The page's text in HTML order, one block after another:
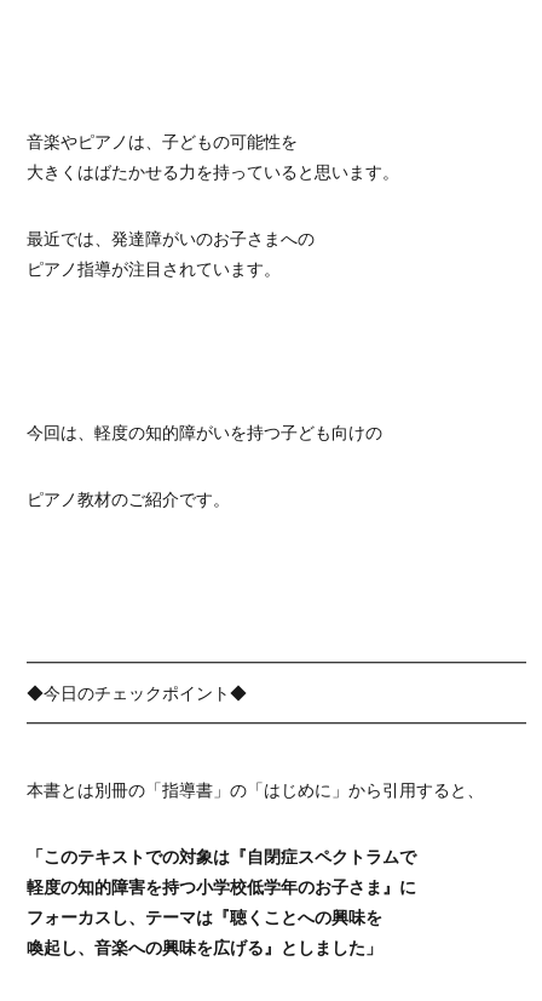
音楽やピアノは、子どもの可能性を
大きくはばたかせる力を持っていると思います。
最近では、発達障がいのお子さまへの
ピアノ指導が注目されています。
今回は、軽度の知的障がいを持つ子ども向けの
ピアノ教材のご紹介です。
◆今日のチェックポイント◆
本書とは別冊の「指導書」の「はじめに」から引用すると、
「このテキストでの対象は『自閉症スペクトラムで
軽度の知的障害を持つ小学校低学年のお子さま』に
フォーカスし、テーマは『聴くことへの興味を
喚起し、音楽への興味を広げる』としました」